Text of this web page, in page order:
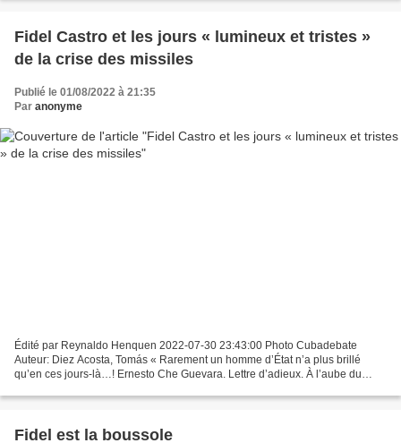
Fidel Castro et les jours « lumineux et tristes »
de la crise des missiles
Publié le 01/08/2022 à 21:35
Par anonyme
Édité par Reynaldo Henquen 2022-07-30 23:43:00 Photo Cubadebate
Auteur: Diez Acosta, Tomás « Rarement un homme d’État n’a plus brillé
qu’en ces jours-là…! Ernesto Che Guevara. Lettre d’adieux. À l’aube du
Fidel est la boussole